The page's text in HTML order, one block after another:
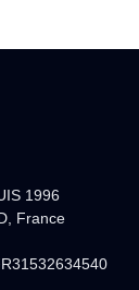
1996
France